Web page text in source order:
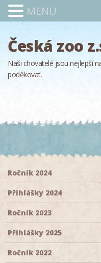
Česká zoo
Naši chovatelé jsou nejlepší
poděkovat.
Ročník 2024
Přihlášky 2024
Ročník 2023
Přihlášky 2025
Ročník 2022
MENU